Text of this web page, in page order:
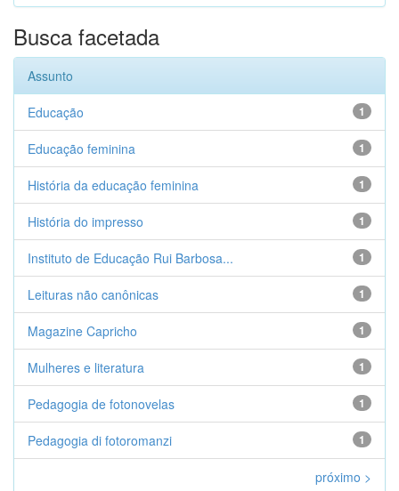
Busca facetada
Assunto
1
Educação
1
Educação feminina
1
História da educação feminina
1
História do impresso
1
Instituto de Educação Rui Barbosa...
1
Leituras não canônicas
1
Magazine Capricho
1
Mulheres e literatura
1
Pedagogia de fotonovelas
1
Pedagogia di fotoromanzi
próximo >